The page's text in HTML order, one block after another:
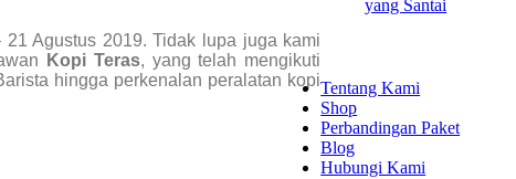
Agustus 2019. Tidak lupa juga kami
Kopi Teras, yang telah mengikuti
hingga perkenalan peralatan kopi
yang Santai
Tentang Kami
Shop
Perbandingan Paket
Blog
Hubungi Kami